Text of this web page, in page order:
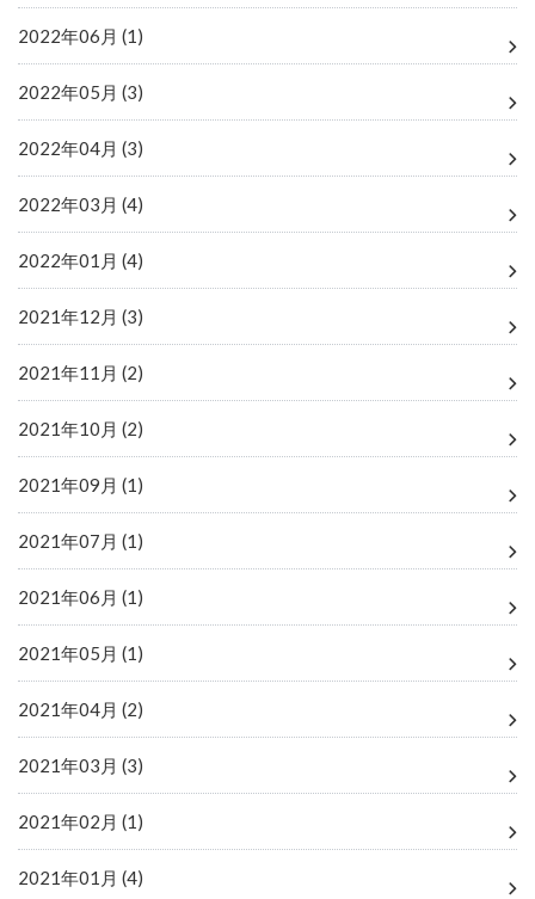
2022年06月 (1)
2022年05月 (3)
2022年04月 (3)
2022年03月 (4)
2022年01月 (4)
2021年12月 (3)
2021年11月 (2)
2021年10月 (2)
2021年09月 (1)
2021年07月 (1)
2021年06月 (1)
2021年05月 (1)
2021年04月 (2)
2021年03月 (3)
2021年02月 (1)
2021年01月 (4)